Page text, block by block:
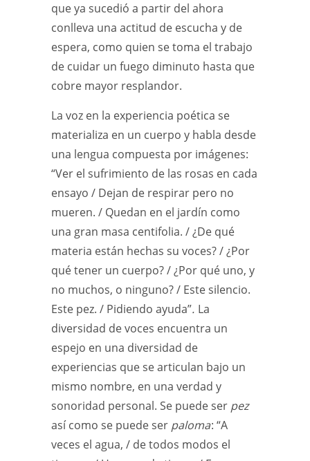
que ya sucedió a partir del ahora
conlleva una actitud de escucha y de
espera, como quien se toma el trabajo
de cuidar un fuego diminuto hasta que
cobre mayor resplandor.
La voz en la experiencia poética se
materializa en un cuerpo y habla desde
una lengua compuesta por imágenes:
“Ver el sufrimiento de las rosas en cada
ensayo / Dejan de respirar pero no
mueren. / Quedan en el jardín como
una gran masa centifolia. / ¿De qué
materia están hechas su voces? / ¿Por
qué tener un cuerpo? / ¿Por qué uno, y
no muchos, o ninguno? / Este silencio.
Este pez. / Pidiendo ayuda”. La
diversidad de voces encuentra un
espejo en una diversidad de
experiencias que se articulan bajo un
mismo nombre, en una verdad y
sonoridad personal. Se puede ser pez
así como se puede ser paloma: “A
veces el agua, / de todos modos el